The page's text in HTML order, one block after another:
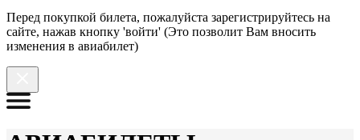
Перед покупкой билета, пожалуйста зарегистрируйтесь на
сайте, нажав кнопку 'войти' (Это позволит Вам вносить
изменения в авиабилет)